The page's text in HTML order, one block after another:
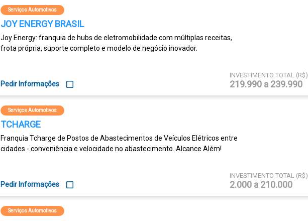
Serviços Automotivos
JOY ENERGY BRASIL
Joy Energy: franquia de hubs de eletromobilidade com múltiplas receitas,
frota própria, suporte completo e modelo de negócio inovador.
INVESTIMENTO TOTAL (R$)
219.990 a 239.990
Pedir Informações
Serviços Automotivos
TCHARGE
Franquia Tcharge de Postos de Abastecimentos de Veículos Elétricos entre
cidades - conveniência e velocidade no abastecimento. Alcance Além!
INVESTIMENTO TOTAL (R$)
2.000 a 210.000
Pedir Informações
Serviços Automotivos